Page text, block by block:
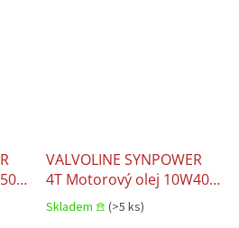
VALVOLINE SYNPOWER
4T Motorový olej 10W40
(1l)
Skladem 𖠿 (>5 ks)